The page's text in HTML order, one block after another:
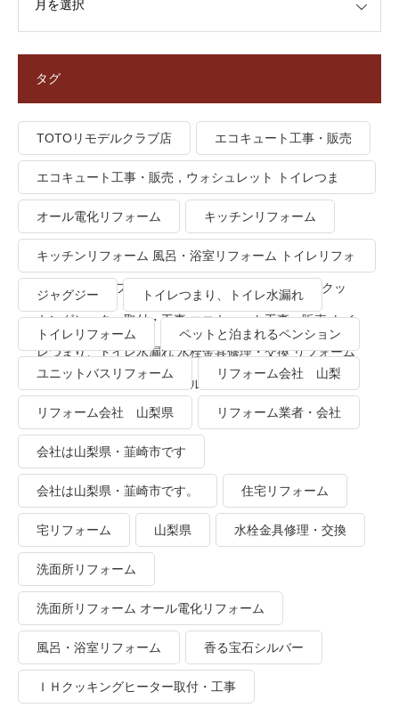
タグ
TOTOリモデルクラブ店 エコキュート工事・販売
エコキュート工事・販売，ウォシュレット トイレつま
り、トイレ水漏れ
オール電化リフォーム キッチンリフォーム
キッチンリフォーム 風呂・浴室リフォーム トイレリフォ
ーム 洗面所リフォーム オール電化リフォーム ＩＨクッ
キングヒーター取付・工事 エコキュート工事・販売 トイ
レつまり、トイレ水漏れ 水栓金具修理・交換 リフォーム
業者・会社 ＴＯＴＯリモデルクラブ
ジャグジー トイレつまり、トイレ水漏れ
トイレリフォーム ペットと泊まれるペンション
ユニットバスリフォーム リフォーム会社 山梨
リフォーム会社 山梨県 リフォーム業者・会社
会社は山梨県・韮崎市です
会社は山梨県・韮崎市です。 住宅リフォーム
宅リフォーム 山梨県 水栓金具修理・交換
洗面所リフォーム
洗面所リフォーム オール電化リフォーム
風呂・浴室リフォーム 香る宝石シルバー
ＩＨクッキングヒーター取付・工事